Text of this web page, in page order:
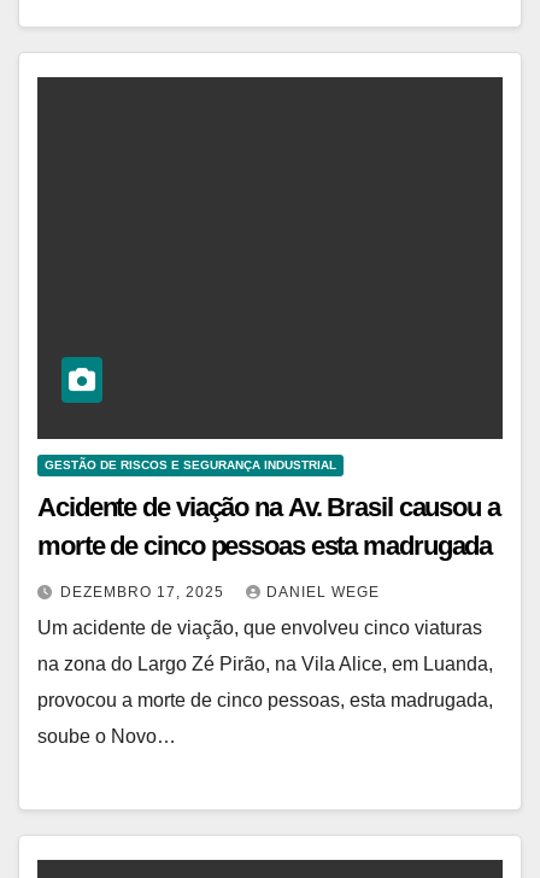
GESTÃO DE RISCOS E SEGURANÇA INDUSTRIAL
Acidente de viação na Av. Brasil causou a
morte de cinco pessoas esta madrugada
DEZEMBRO 17, 2025 DANIEL WEGE
Um acidente de viação, que envolveu cinco viaturas
na zona do Largo Zé Pirão, na Vila Alice, em Luanda,
provocou a morte de cinco pessoas, esta madrugada,
soube o Novo…